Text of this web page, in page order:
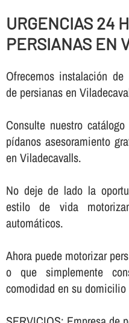
URGENCIAS 24
PERSIANAS EN
Ofrecemos instalación
de persianas en
Consulte nuestro
pí­danos asesoramiento
en Viladecavalls.
No deje de lado la
estilo de vida
automáticos.
Ahora puede motorizar
o que simplemente
comodidad en su